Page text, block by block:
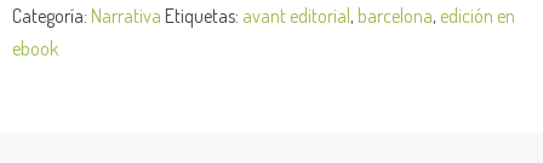
Categoría: Narrativa Etiquetas: avant editorial, barcelona, edición en
ebook